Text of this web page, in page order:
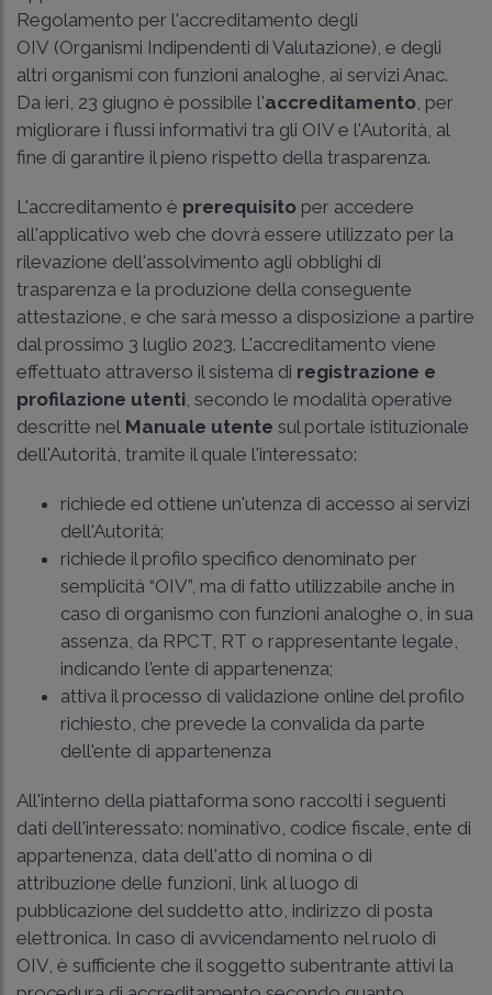
Regolamento per l'accreditamento degli
OIV (Organismi Indipendenti di Valutazione), e degli
altri organismi con funzioni analoghe, ai servizi Anac.
Da ieri, 23 giugno è possibile l'accreditamento, per
migliorare i flussi informativi tra gli OIV e l'Autorità, al
fine di garantire il pieno rispetto della trasparenza.
L'accreditamento è prerequisito per accedere
all'applicativo web che dovrà essere utilizzato per la
rilevazione dell'assolvimento agli obblighi di
trasparenza e la produzione della conseguente
attestazione, e che sarà messo a disposizione a partire
dal prossimo 3 luglio 2023. L'accreditamento viene
effettuato attraverso il sistema di registrazione e
profilazione utenti, secondo le modalità operative
descritte nel Manuale utente sul portale istituzionale
dell'Autorità, tramite il quale l'interessato:
richiede ed ottiene un'utenza di accesso ai servizi
dell'Autorità;
richiede il profilo specifico denominato per
semplicità “OIV”, ma di fatto utilizzabile anche in
caso di organismo con funzioni analoghe o, in sua
assenza, da RPCT, RT o rappresentante legale,
indicando l'ente di appartenenza;
attiva il processo di validazione online del profilo
richiesto, che prevede la convalida da parte
dell'ente di appartenenza
All'interno della piattaforma sono raccolti i seguenti
dati dell'interessato: nominativo, codice fiscale, ente di
appartenenza, data dell'atto di nomina o di
attribuzione delle funzioni, link al luogo di
pubblicazione del suddetto atto, indirizzo di posta
elettronica. In caso di avvicendamento nel ruolo di
OIV, è sufficiente che il soggetto subentrante attivi la